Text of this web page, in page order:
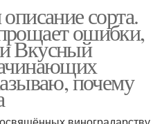
сорта.
ошибки,
Вкусный
почему